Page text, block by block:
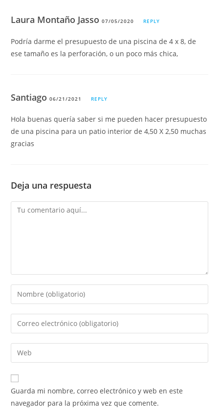
Laura Montaño Jasso07/05/2020 REPLY
Podría darme el presupuesto de una piscina de 4 x 8, de
ese tamaño es la perforación, o un poco más chica,
Santiago06/21/2021 REPLY
Hola buenas quería saber si me pueden hacer presupuesto
de una piscina para un patio interior de 4,50 X 2,50 muchas
gracias
Deja una respuesta
Guarda mi nombre, correo electrónico y web en este
navegador para la próxima vez que comente.